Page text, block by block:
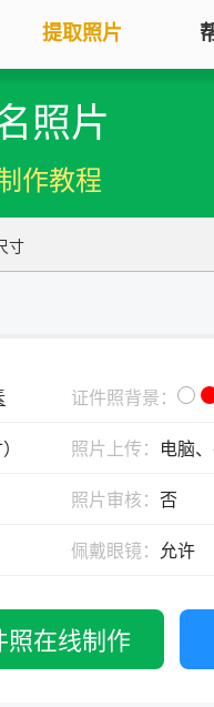
务专区
上传照片包过审 | 全程报
免费定制证件照小程
手机拍照扫描仪
化一键搞定
图片改分辨率（
换算图片尺寸常见单位
像素、分辨率
图片彩色转黑白灰
拟打印效果
提取照片
照片
作教程
寸
证件照背景：
照片上传： 电脑
照片审核： 否
佩戴眼镜： 允许
照在线制作